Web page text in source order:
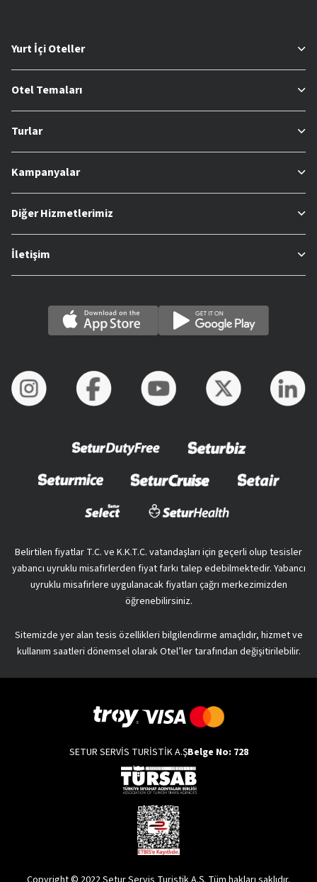
Yurt İçi Oteller
Otel Temaları
Turlar
Kampanyalar
Diğer Hizmetlerimiz
İletişim
Belirtilen fiyatlar T.C. ve K.K.T.C. vatandaşları için geçerli olup tesisler
yabancı uyruklu misafirlerden fiyat farkı talep edebilmektedir. Yabancı
uyruklu misafirlere uygulanacak fiyatları çağrı merkezimizden
öğrenebilirsiniz.
Sitemizde yer alan tesis özellikleri bilgilendirme amaçlıdır, hizmet ve
kullanım saatleri dönemsel olarak Otel’ler tarafından değişitirilebilir.
SETUR SERVİS TURİSTİK A.ŞBelge No: 728